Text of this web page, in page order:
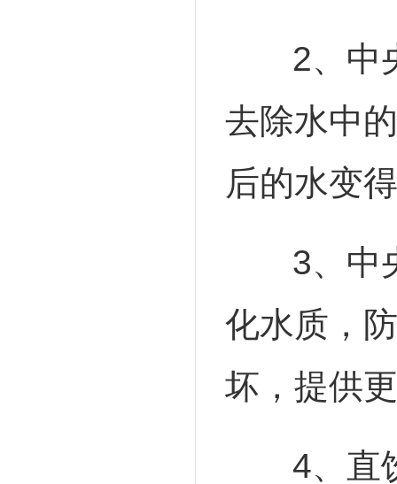
2、中
去除水中
后的水变
3、中
化水质，
坏，提供
4、直